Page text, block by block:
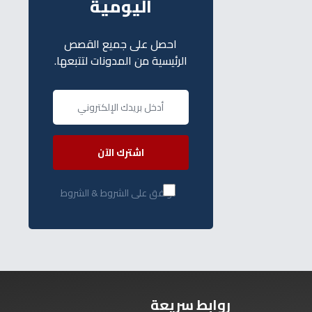
اليومية
احصل على جميع القصص
الرئيسية من المدونات لتتبعها.
اشترك الآن
أوافق على الشروط & الشروط
روابط سريعة